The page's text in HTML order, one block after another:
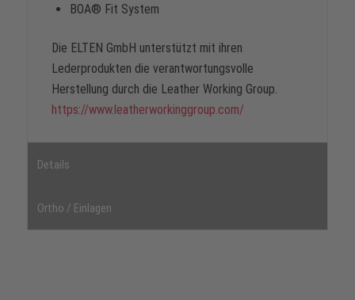
BOA® Fit System
Die ELTEN GmbH unterstützt mit ihren
Lederprodukten die verantwortungsvolle
Herstellung durch die Leather Working Group.
https://www.leatherworkinggroup.com/
Details
Ortho / Einlagen